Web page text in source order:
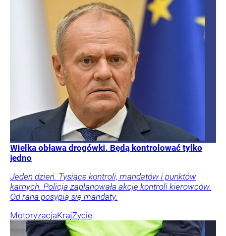
Wielka obława drogówki. Będą kontrolować tylko
jedno
Jeden dzień. Tysiące kontroli, mandatów i punktów
karnych. Policja zaplanowała akcję kontroli kierowców.
Od rana posypią się mandaty.
MotoryzacjaKrajŻycie